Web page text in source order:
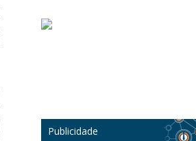
Publicidade